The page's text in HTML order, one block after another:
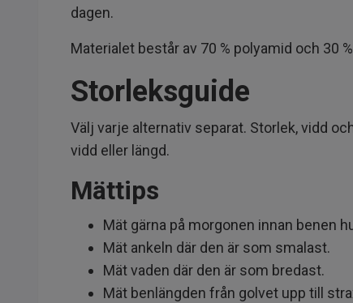
dagen.
Materialet består av 70 % polyamid och 30
Storleksguide
Välj varje alternativ separat. Storlek, vidd
vidd eller längd.
Mättips
Mät gärna på morgonen innan benen
Mät ankeln där den är som smalast.
Mät vaden där den är som bredast.
Mät benlängden från golvet upp till